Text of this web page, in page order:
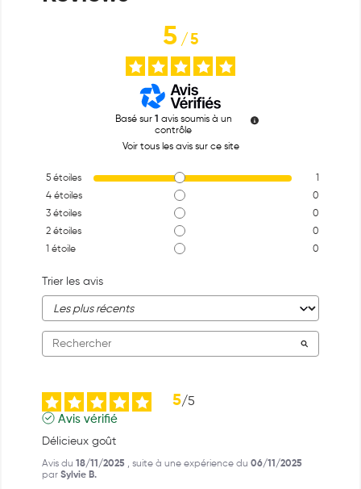
5/5
Basé sur 1 avis soumis à un
contrôle
Voir tous les avis sur ce site
5 étoiles
1
4 étoiles
0
3 étoiles
0
2 étoiles
0
1 étoile 0
Trier les avis
5/5
Avis vérifié
Délicieux goût
Avis du 18/11/2025 , suite à une expérience du 06/11/2025
par Sylvie B.